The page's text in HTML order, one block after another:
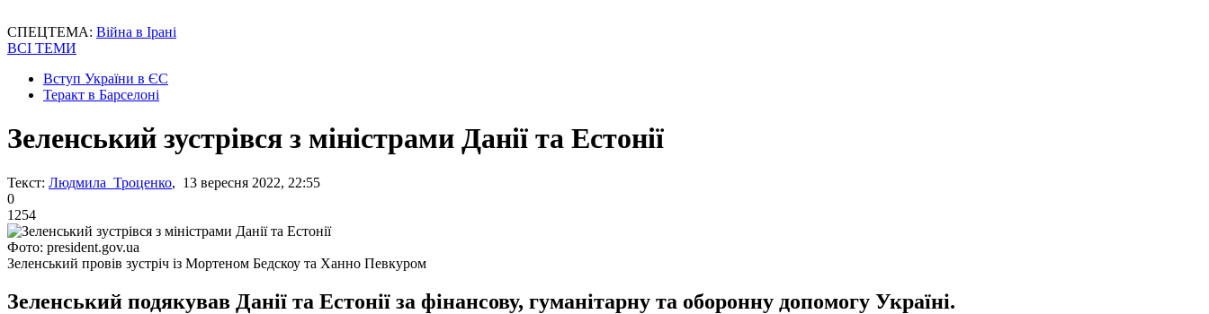
СПЕЦТЕМА: Війна в Ірані
ВСІ ТЕМИ
Вступ України в ЄС
Теракт в Барселоні
Зеленський зустрівся з міністрами Данії та Естонії
Текст: Людмила Троценко, 13 вересня 2022, 22:55
0
1254
Фото: president.gov.ua
Зеленський провів зустріч із Мортеном Бедскоу та Ханно Певкуром
Зеленський подякував Данії та Естонії за фінансову, гуманітарну та оборонну допомогу Україні.